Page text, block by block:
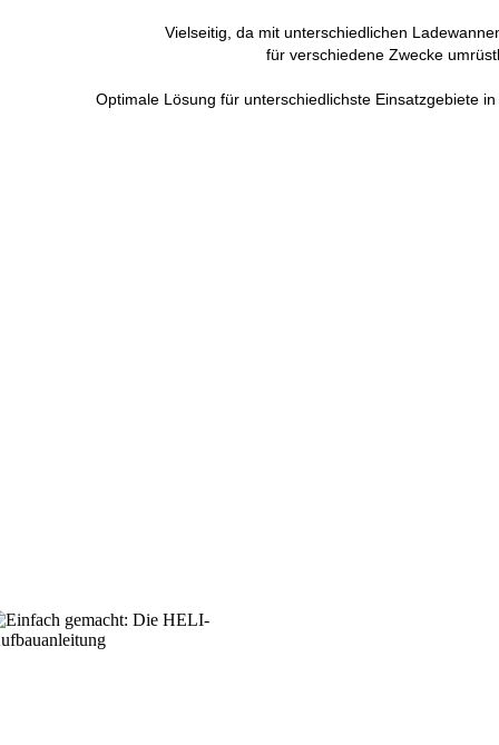
Vielseitig, da mit unterschiedlichen
für verschiedene Zwecke
Optimale Lösung für unterschiedlichste Einsatzgebiete